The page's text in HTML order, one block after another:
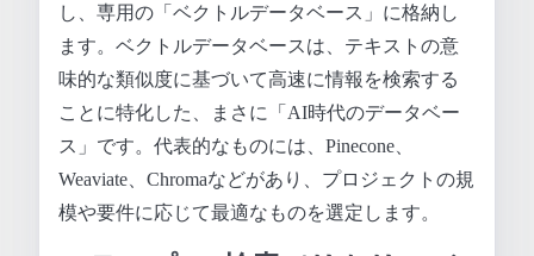
し、専用の「ベクトルデータベース」に格納し
ます。ベクトルデータベースは、テキストの意
味的な類似度に基づいて高速に情報を検索する
ことに特化した、まさに「AI時代のデータベー
ス」です。代表的なものには、Pinecone、
Weaviate、Chromaなどがあり、プロジェクトの規
模や要件に応じて最適なものを選定します。